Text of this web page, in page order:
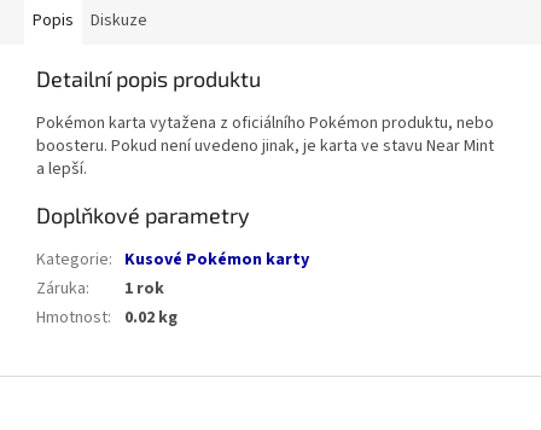
Popis Diskuze
Detailní popis produktu
Pokémon karta vytažena z oficiálního Pokémon produktu, nebo
boosteru. Pokud není uvedeno jinak, je karta ve stavu Near Mint
a lepší.
Doplňkové parametry
Kategorie: Kusové Pokémon karty
Záruka:
1 rok
Hmotnost: 0.02 kg